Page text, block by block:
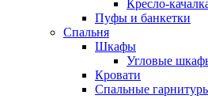
Кресло-
Пуфы и банкетки
Спальня
Шкафы
Угловые
Кровати
Спальные